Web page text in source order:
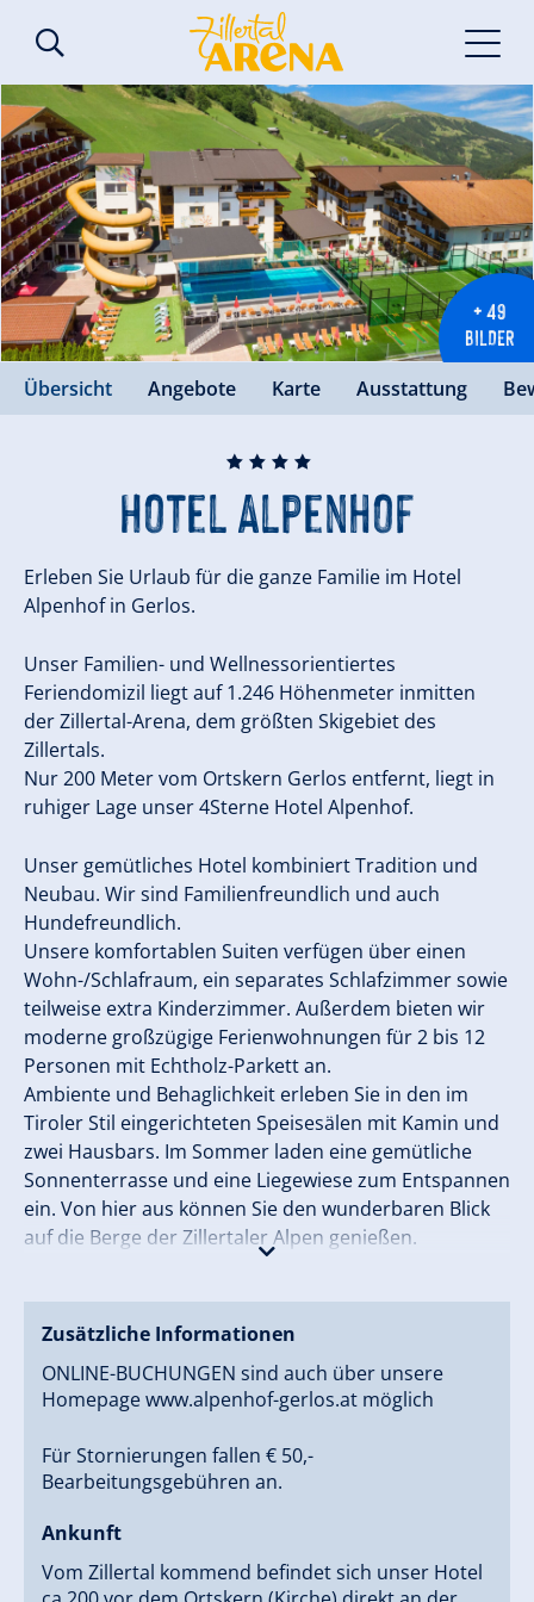
+ 49
BILDER
Übersicht Angebote Karte Ausstattung
🞙 🞙 🞙 🞙
Hotel Alpenhof
Erleben Sie Urlaub für die ganze Familie im Hotel
Alpenhof in Gerlos.
Unser Familien- und Wellnessorientiertes
Feriendomizil liegt auf 1.246 Höhenmeter inmitten
der Zillertal-Arena, dem größten Skigebiet des
Zillertals.
Nur 200 Meter vom Ortskern Gerlos entfernt, liegt in
ruhiger Lage unser 4Sterne Hotel Alpenhof.
Unser gemütliches Hotel kombiniert Tradition und
Neubau. Wir sind Familienfreundlich und auch
Hundefreundlich.
Unsere komfortablen Suiten verfügen über einen
Wohn-/Schlafraum, ein separates Schlafzimmer sowie
teilweise extra Kinderzimmer. Außerdem bieten wir
moderne großzügige Ferienwohnungen für 2 bis 12
Personen mit Echtholz-Parkett an.
Ambiente und Behaglichkeit erleben Sie in den im
Tiroler Stil eingerichteten Speisesälen mit Kamin und
zwei Hausbars. Im Sommer laden eine gemütliche
Sonnenterrasse und eine Liegewiese zum Entspannen
ein. Von hier aus können Sie den wunderbaren Blick
auf die Berge der Zillertaler Alpen genießen.
Schöpfen Sie neue Energie in dem großzügigen
1200m² großen Wellnessbereich im Hotel Alpenhof.
Salzwasser-Whirlpool. Zusätzlich bieten wir Ihnen
Badevergnügen in einem der größten Hotel-
Im Sommer laden die vor der Haustür liegenden
Zillertaler und Kitzbüheler Alpen zu traumhaften
Wanderungen und Mountainbiketouren ein. Wir
Canyoning, Hochseil- und Klettergarten an (nicht
Zusätzliche Informationen
ONLINE-BUCHUNGEN sind auch über unsere
Homepage www.alpenhof-gerlos.at möglich
Für Stornierungen fallen € 50,-
Bearbeitungsgebühren an.
Ankunft
Vom Zillertal kommend befindet sich unser Hotel